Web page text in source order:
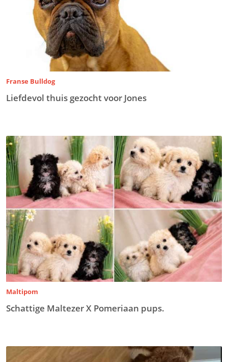
Franse Bulldog
Liefdevol thuis gezocht voor Jones
Maltipom
Schattige Maltezer X Pomeriaan pups.